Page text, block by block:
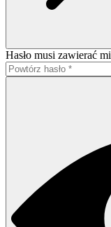
Hasło musi zawierać